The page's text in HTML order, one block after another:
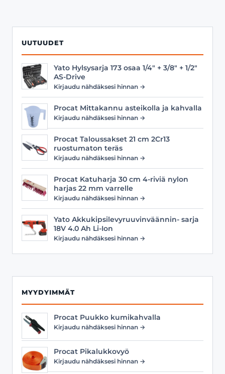
UUTUUDET
Yato Hylsysarja 173 osaa 1/4" + 3/8" + 1/2"
AS-Drive
Kirjaudu nähdäksesi hinnan →
Procat Mittakannu asteikolla ja kahvalla
Kirjaudu nähdäksesi hinnan →
Procat Taloussakset 21 cm 2Cr13
ruostumaton teräs
Kirjaudu nähdäksesi hinnan →
Procat Katuharja 30 cm 4-riviä nylon
harjas 22 mm varrelle
Kirjaudu nähdäksesi hinnan →
Yato Akkukipsilevyruuvinväännin- sarja
18V 4.0 Ah Li-Ion
Kirjaudu nähdäksesi hinnan →
MYYDYIMMÄT
Procat Puukko kumikahvalla
Kirjaudu nähdäksesi hinnan →
Procat Pikalukkovyö
Kirjaudu nähdäksesi hinnan →